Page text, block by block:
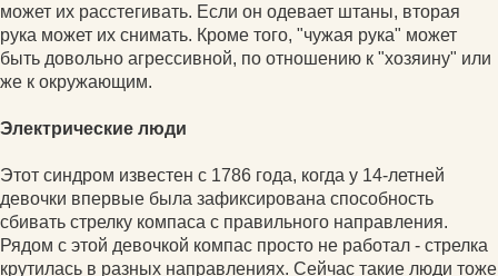
может их расстегивать. Если он одевает штаны, вторая
рука может их снимать. Кроме того, "чужая рука" может
быть довольно агрессивной, по отношению к "хозяину" или
же к окружающим.
Электрические люди
Этот синдром известен с 1786 года, когда у 14-летней
девочки впервые была зафиксирована способность
сбивать стрелку компаса с правильного направления.
Рядом с этой девочкой компас просто не работал - стрелка
крутилась в разных направлениях. Сейчас такие люди тоже